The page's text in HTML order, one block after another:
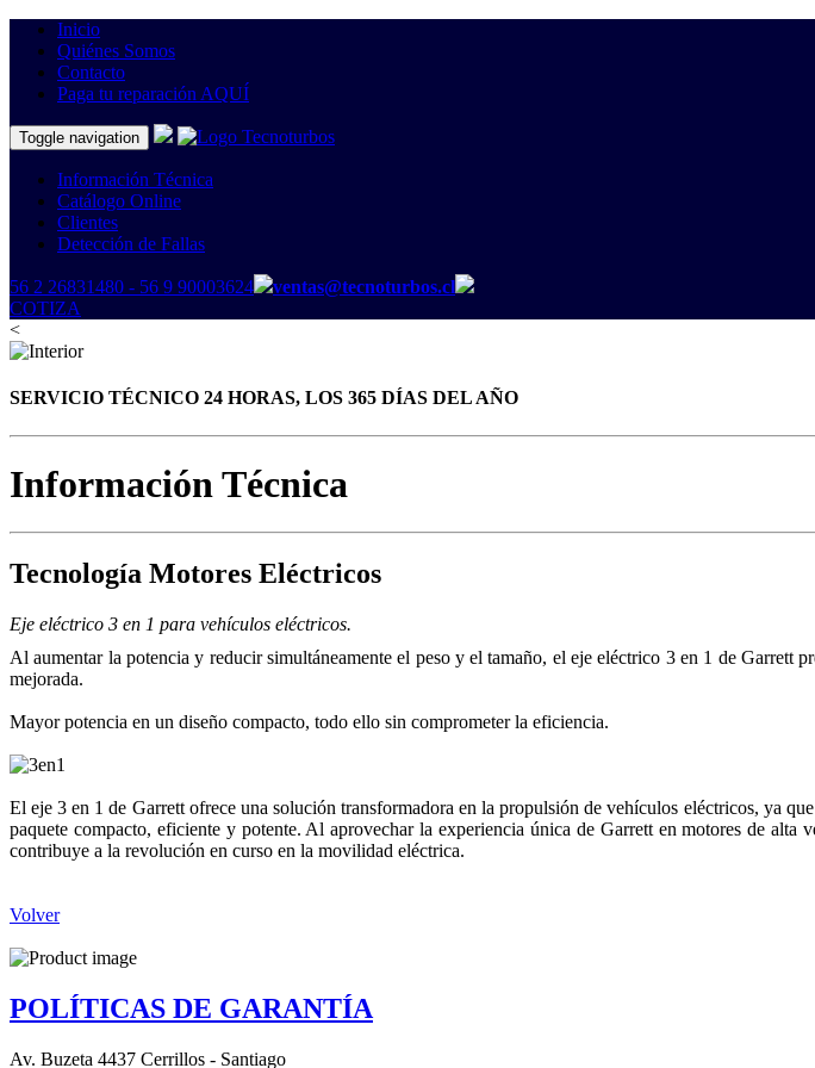
Inicio
Quiénes Somos
Contacto
Paga tu reparación AQUÍ
Toggle navigation
Información Técnica
Catálogo Online
Clientes
Detección de Fallas
56 2 26831480 - 56 9 90003624
ventas@tecnoturbos.cl
COTIZA
<
SERVICIO TÉCNICO 24 HORAS, LOS 365 DÍAS DEL AÑO
Información Técnica
Tecnología Motores Eléctricos
Eje eléctrico 3 en 1 para vehículos eléctricos.
Al aumentar la potencia y reducir simultáneamente el peso y el tamaño, el eje eléctrico 3 en 1 de Garrett
mejorada.
Mayor potencia en un diseño compacto, todo ello sin comprometer la eficiencia.
El eje 3 en 1 de Garrett ofrece una solución transformadora en la propulsión de vehículos eléctricos, ya
paquete compacto, eficiente y potente. Al aprovechar la experiencia única de Garrett en motores de
contribuye a la revolución en curso en la movilidad eléctrica.
Volver
POLÍTICAS DE GARANTÍA
Av. Buzeta 4437 Cerrillos - Santiago